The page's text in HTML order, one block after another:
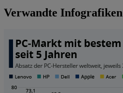
Verwandte Infografiken